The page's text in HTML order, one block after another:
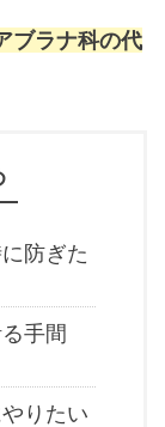
ブラナ科の代
防ぎた
手間
りたい